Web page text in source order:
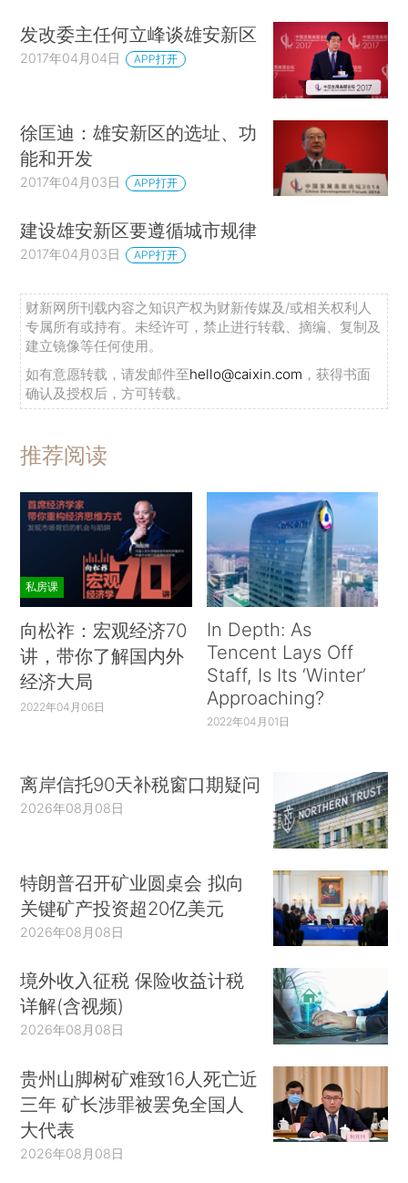
发改委主任何立峰谈雄安新区
2017年04月04日 APP打开
徐匡迪：雄安新区的选址、功
能和开发
2017年04月03日 APP打开
建设雄安新区要遵循城市规律
2017年04月03日 APP打开
财新网所刊载内容之知识产权为财新传媒及/或相关权利人
专属所有或持有。未经许可，禁止进行转载、摘编、复制及
建立镜像等任何使用。
如有意愿转载，请发邮件至hello@caixin.com ，获得书面
确认及授权后，方可转载。
推荐阅读
私房课
向松祚：宏观经济70
讲，带你了解国内外
经济大局
2022年04月06日
In Depth: As
Tencent Lays Off
Staff, Is Its ‘Winter’
Approaching?
2022年04月01日
离岸信托90天补税窗口期疑问
2026年08月08日
特朗普召开矿业圆桌会 拟向
关键矿产投资超20亿美元
2026年08月08日
境外收入征税 保险收益计税
详解(含视频)
2026年08月08日
贵州山脚树矿难致16人死亡近
三年 矿长涉罪被罢免全国人
大代表
2026年08月08日